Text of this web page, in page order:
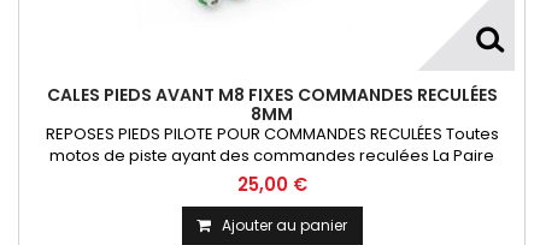
CALES PIEDS AVANT M8 FIXES COMMANDES RECULÉES
8MM
REPOSES PIEDS PILOTE POUR COMMANDES RECULÉES Toutes
motos de piste ayant des commandes reculées La Paire
25,00 €
Ajouter au panier